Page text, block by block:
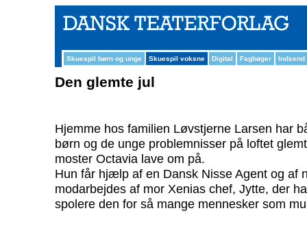
Skuespil børn og unge Skuespil voksne Digital Fagbøger Indsend
Den glemte jul
Hjemme hos familien Løvstjerne Larsen har
børn og de unge problemnisser på loftet
moster Octavia lave om på.
Hun får hjælp af en Dansk Nisse Agent og af
modarbejdes af mor Xenias chef, Jytte, der
spolere den for så mange mennesker som